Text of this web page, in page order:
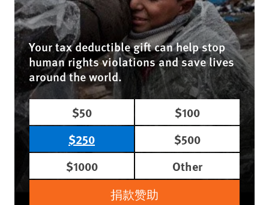
Your tax deductible gift can help stop
human rights violations and save lives
around the world.
$50
$100
$250
$500
$1000
Other
捐款赞助